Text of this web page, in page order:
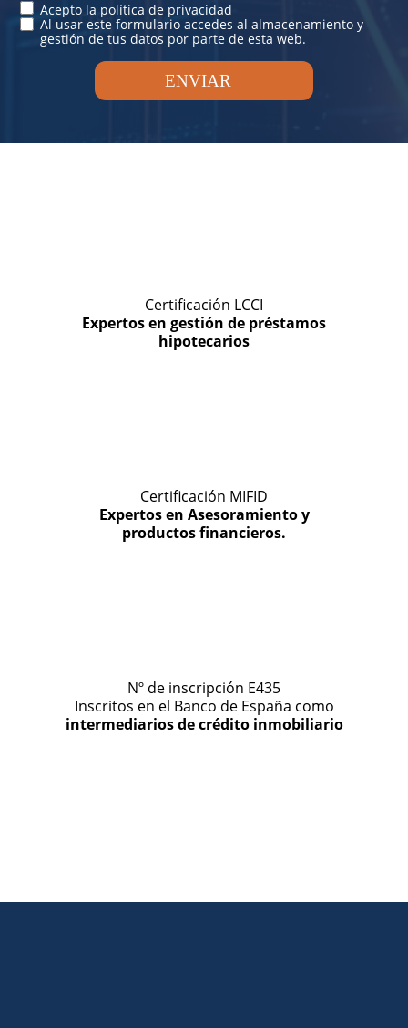
Acepto la política de privacidad
Al usar este formulario accedes al almacenamiento y
gestión de tus datos por parte de esta web.
ENVIAR
Certificación LCCI
Expertos en gestión de préstamos
hipotecarios
Certificación MIFID
Expertos en Asesoramiento y
productos financieros.
Nº de inscripción E435
Inscritos en el Banco de España como
intermediarios de crédito inmobiliario